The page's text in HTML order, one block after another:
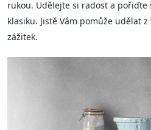
rukou. Udělejte si radost a
klasiku. Jistě Vám pomůže udělat
zážitek.